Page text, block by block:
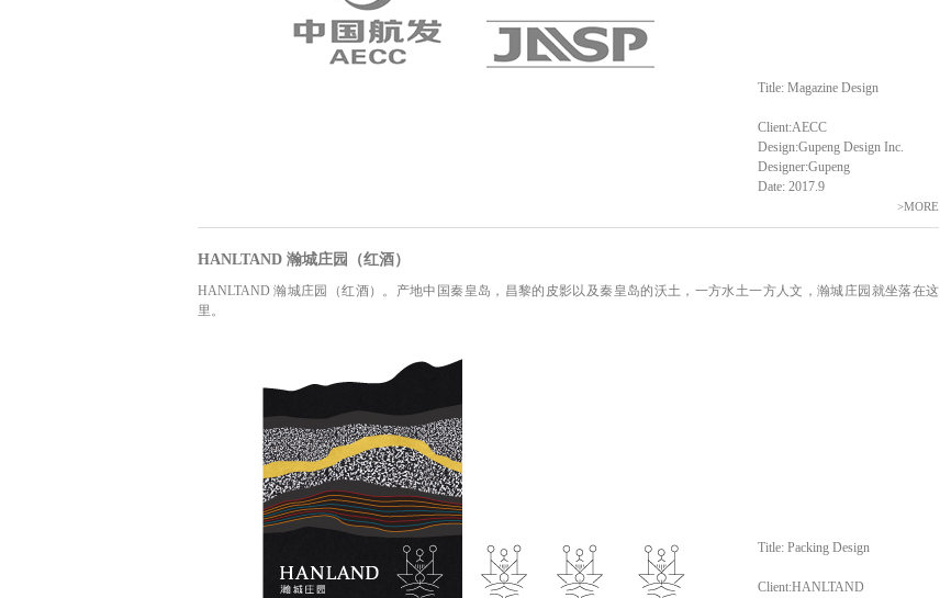
Title: Magazine Design
Client:AECC
Design:Gupeng Design Inc.
Designer:Gupeng
Date: 2017.9
>MORE
HANLTAND 瀚城庄园（红酒）
HANLTAND 瀚城庄园（红酒）。产地中国秦皇岛，昌黎的皮影以及秦皇岛的沃土，一方水土一方人文，瀚城庄园就坐落在这
里。
Title: Packing Design
Client:HANLTAND